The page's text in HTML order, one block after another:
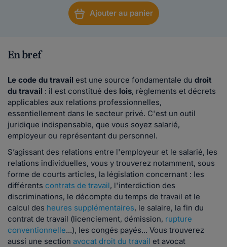
Ajouter au panier
En bref
Le code du travail est une source fondamentale du droit
du travail : il est constitué des lois, règlements et décrets
applicables aux relations professionnelles,
essentiellement dans le secteur privé. C'est un outil
juridique indispensable, que vous soyez salarié,
employeur ou représentant du personnel.
S’agissant des relations entre l'employeur et le salarié, les
relations individuelles, vous y trouverez notamment, sous
forme de courts articles, la législation concernant : les
différents contrats de travail, l'interdiction des
discriminations, le décompte du temps de travail et le
calcul des heures supplémentaires, le salaire, la fin du
contrat de travail (licenciement, démission, rupture
conventionnelle...), les congés payés... Vous trouverez
aussi une section avocat droit du travail et avocat